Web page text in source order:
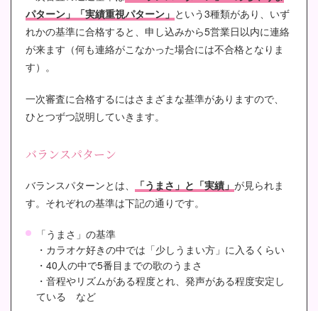
パターン」「実績重視パターン」 という3種類があり、いず
れかの基準に合格すると、申し込みから5営業日以内に連絡
が来ます（何も連絡がこなかった場合には不合格となりま
す）。
一次審査に合格するにはさまざまな基準がありますので、
ひとつずつ説明していきます。
バランスパターン
バランスパターンとは、 「うまさ」と「実績」 が見られま
す。それぞれの基準は下記の通りです。
「うまさ」の基準
・カラオケ好きの中では「少しうまい方」に入るくらい
・40人の中で5番目までの歌のうまさ
・音程やリズムがある程度とれ、発声がある程度安定し
ている など